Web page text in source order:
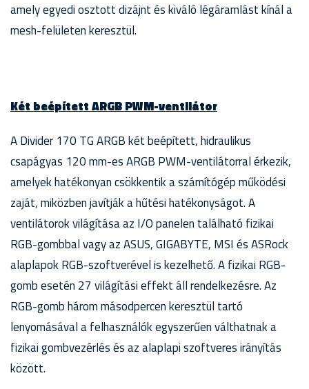
amely egyedi osztott dizájnt és kiváló légáramlást kínál a
mesh-felületen keresztül.
Két beépített ARGB PWM-ventilátor
A Divider 170 TG ARGB két beépített, hidraulikus
csapágyas 120 mm-es ARGB PWM-ventilátorral érkezik,
amelyek hatékonyan csökkentik a számítógép működési
zaját, miközben javítják a hűtési hatékonyságot. A
ventilátorok világítása az I/O panelen található fizikai
RGB-gombbal vagy az ASUS, GIGABYTE, MSI és ASRock
alaplapok RGB-szoftverével is kezelhető. A fizikai RGB-
gomb esetén 27 világítási effekt áll rendelkezésre. Az
RGB-gomb három másodpercen keresztül tartó
lenyomásával a felhasználók egyszerűen válthatnak a
fizikai gombvezérlés és az alaplapi szoftveres irányítás
között.